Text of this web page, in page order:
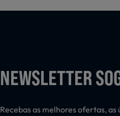
NEWSLETTER
Recebas as melhores ofertas, as